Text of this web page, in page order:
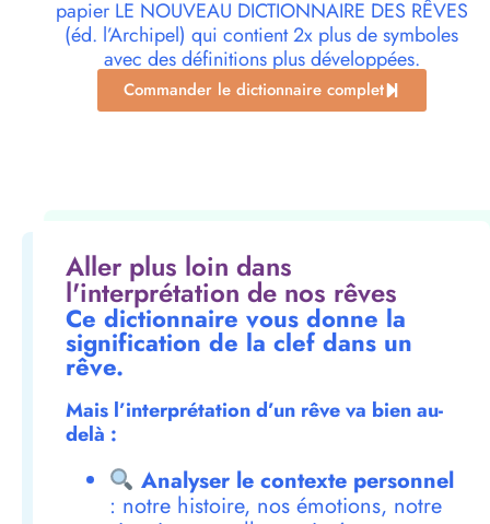
papier LE NOUVEAU DICTIONNAIRE DES RÊVES
(éd. l’Archipel) qui contient 2x plus de symboles
avec des définitions plus développées.
Commander le dictionnaire complet
Aller plus loin dans
l'interprétation de nos rêves
Ce dictionnaire vous donne la
signification de la clef dans un
rêve.
Mais l’interprétation d’un rêve va bien au-
delà :
Analyser le contexte personnel
: notre histoire, nos émotions, notre